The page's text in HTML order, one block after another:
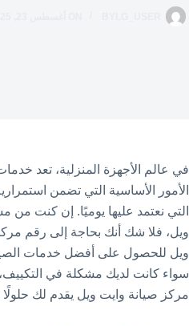
في عالم الأجهزة المنزلية، تعد
الأمور الأساسية التي تضمن
التي نعتمد عليها يوميًا. إن كنت
ويل، فلا شك أنك بحاجة إلى رقم
ويل للحصول على أفضل خدمات
سواء كانت لديك مشكلة في التكييف،
مركز صيانة وايت ويل يقدم لك حلولًا